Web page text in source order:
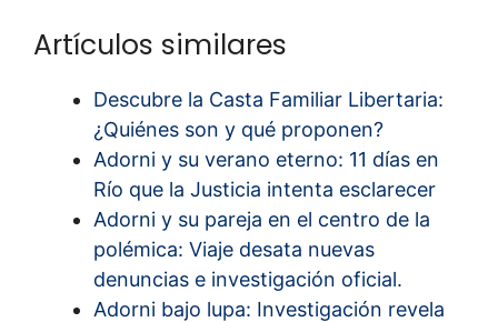
Artículos similares
Descubre la Casta Familiar Libertaria:
¿Quiénes son y qué proponen?
Adorni y su verano eterno: 11 días en
Río que la Justicia intenta esclarecer
Adorni y su pareja en el centro de la
polémica: Viaje desata nuevas
denuncias e investigación oficial.
Adorni bajo lupa: Investigación revela